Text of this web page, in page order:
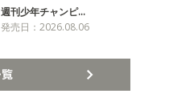
週刊少年チャンピ…
発売日：2026.08.06